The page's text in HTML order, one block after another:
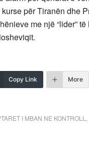
për Tiranën dhe
me një “lider”
Copy Link More
I MBAN NE KONTROLL